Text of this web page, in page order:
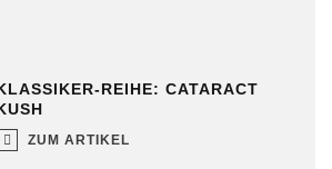
REIHE: CATARACT
ZUM ARTIKEL